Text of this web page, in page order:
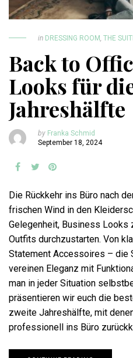
in DRESSING ROOM THE
Back to
Looks für
Jahreshälfte
by Franka Schmid
September 18, 2024
Die Rückkehr ins Büro nach
frischen Wind in den
Gelegenheit, Business Looks
Outfits durchzustarten. Von
Statement Accessoires – die
vereinen Eleganz mit
man in jeder Situation
präsentieren wir euch die
zweite Jahreshälfte, mit
professionell ins Büro